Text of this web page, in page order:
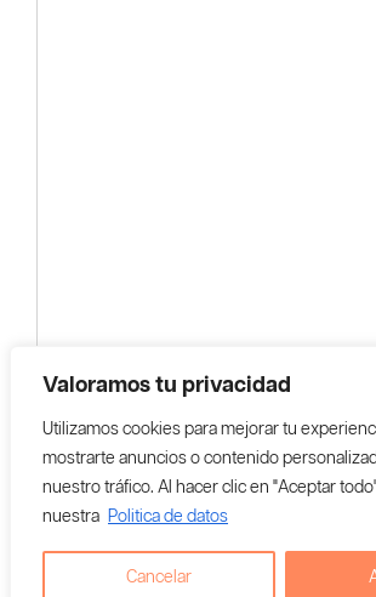
Valoramos tu privacidad
Utilizamos cookies para mejorar tu
mostrarte anuncios o contenido
nuestro tráfico. Al hacer clic en "Aceptar
nuestra Politica de datos
Cancelar
Semillas Feminizadas De Cannabis- R-KIEM